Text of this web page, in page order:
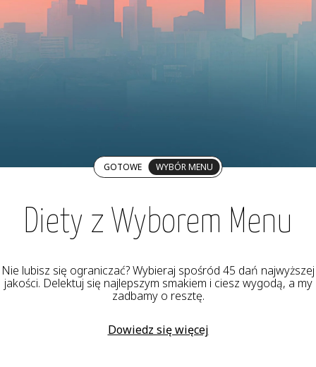
GOTOWE WYBÓR MENU
Diety z Wyborem Menu
Nie lubisz się ograniczać? Wybieraj spośród 45 dań najwyższej
jakości. Delektuj się najlepszym smakiem i ciesz wygodą, a my
zadbamy o resztę.
Dowiedz się więcej